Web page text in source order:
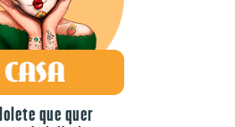
que quer
toda lolística